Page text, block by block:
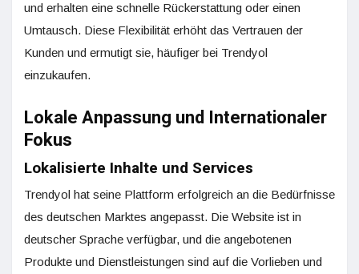
und erhalten eine schnelle Rückerstattung oder einen
Umtausch. Diese Flexibilität erhöht das Vertrauen der
Kunden und ermutigt sie, häufiger bei Trendyol
einzukaufen.
Lokale Anpassung und Internationaler
Fokus
Lokalisierte Inhalte und Services
Trendyol hat seine Plattform erfolgreich an die Bedürfnisse
des deutschen Marktes angepasst. Die Website ist in
deutscher Sprache verfügbar, und die angebotenen
Produkte und Dienstleistungen sind auf die Vorlieben und